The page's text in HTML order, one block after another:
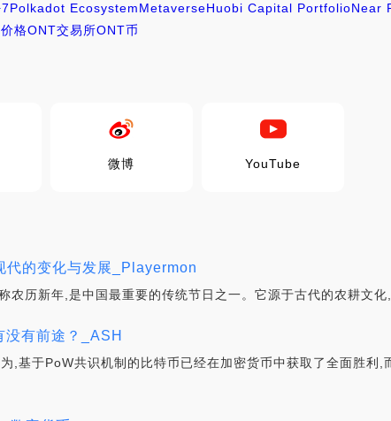
Polkadot EcosystemMetaverseHuobi Capital PortfolioNear
格ONT交易所ONT币
微博 YouTube
代的变化与发展_Playermon
历新年,是中国最重要的传统节日之一。它源于古代的农耕文化
有前途？_ASH
基于PoW共识机制的比特币已经在加密货币中获取了全面胜利,